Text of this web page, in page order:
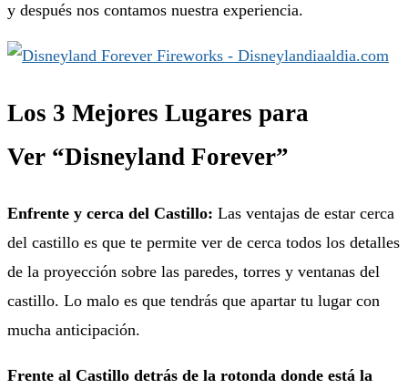
y después nos contamos nuestra experiencia.
Los 3 Mejores Lugares para
Ver “Disneyland Forever”
Enfrente y cerca del Castillo: Las ventajas de estar cerca
del castillo es que te permite ver de cerca todos los detalles
de la proyección sobre las paredes, torres y ventanas del
castillo. Lo malo es que tendrás que apartar tu lugar con
mucha anticipación.
Frente al Castillo detrás de la rotonda donde está la